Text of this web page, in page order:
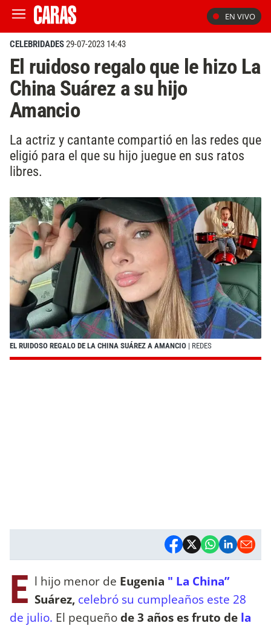
EN VIVO
CELEBRIDADES29-07-2023 14:43
El ruidoso regalo que le hizo La
China Suárez a su hijo
Amancio
La actriz y cantante compartió en las redes que
eligió para el que su hijo juegue en sus ratos
libres.
EL RUIDOSO REGALO DE LA CHINA SUÁREZ A AMANCIO | REDES
E l hijo menor de Eugenia " La China”
Suárez, celebró su cumpleaños este 28
de julio. El pequeñode 3 años es fruto de la